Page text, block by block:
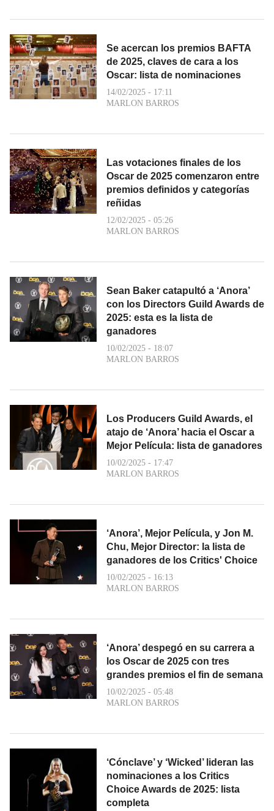
Se acercan los premios BAFTA
de 2025, claves de cara a los
Oscar: lista de nominaciones
14/02/2025 - 17:11
MARLON BARROS
Las votaciones finales de los
Oscar de 2025 comenzaron entre
premios definidos y categorías
reñidas
12/02/2025 - 05:26
MARLON BARROS
Sean Baker catapultó a ‘Anora’
con los Directors Guild Awards de
2025: esta es la lista de
ganadores
10/02/2025 - 18:07
MARLON BARROS
Los Producers Guild Awards, el
atajo de ‘Anora’ hacia el Oscar a
Mejor Película: lista de ganadores
10/02/2025 - 17:47
MARLON BARROS
‘Anora’, Mejor Película, y Jon M.
Chu, Mejor Director: la lista de
ganadores de los Critics' Choice
10/02/2025 - 16:13
MARLON BARROS
‘Anora’ despegó en su carrera a
los Oscar de 2025 con tres
grandes premios el fin de semana
10/02/2025 - 05:48
MARLON BARROS
‘Cónclave’ y ‘Wicked’ lideran las
nominaciones a los Critics
Choice Awards de 2025: lista
completa